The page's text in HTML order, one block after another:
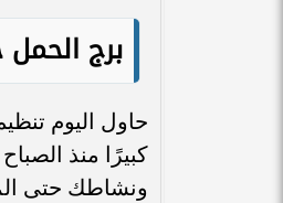
برج
حاول اليوم
كبيرًا منذ
ونشاطك حتى